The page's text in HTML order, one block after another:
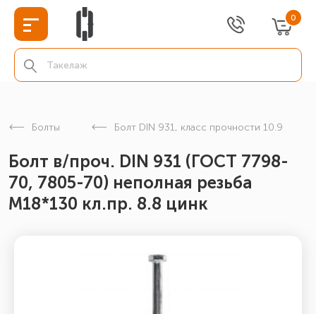
0
Болты Болт DIN 931, класс прочности 10.9
Болт в/проч. DIN 931 (ГОСТ 7798-
70, 7805-70) неполная резьба
М18*130 кл.пр. 8.8 цинк